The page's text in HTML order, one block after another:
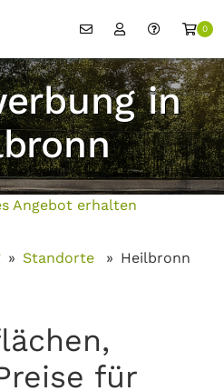
0
in
Angebot erhalten
Standorte Heilbronn
für